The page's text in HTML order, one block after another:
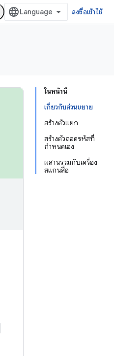
ลงชื่อเข้าใช้
ในหน้านี้
เกี่ยวกับส่วนขยาย
สร้างตัวแยก
สร้างตัวถอดรหัสที่
กำหนดเอง
ผสานรวมกับเครื่อง
สแกนสื่อ